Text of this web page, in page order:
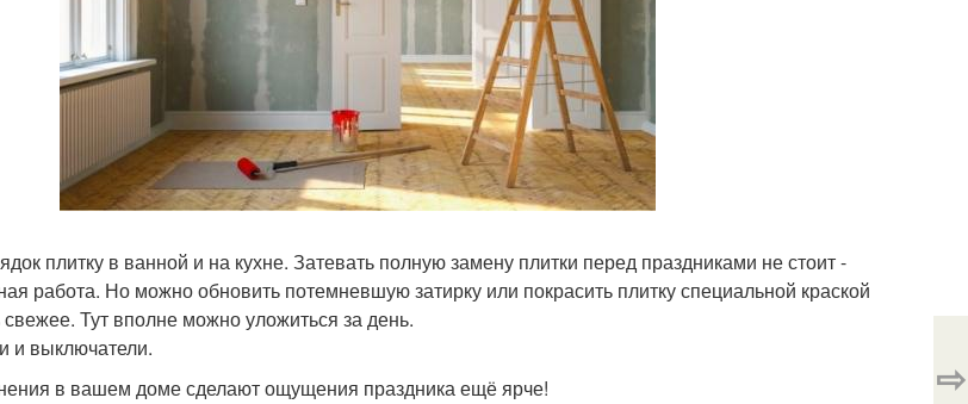
плитку в ванной и на кухне. Затевать полную замену плитки перед праздниками не стоит -
работа. Но можно обновить потемневшую затирку или покрасить плитку специальной краской
свежее. Тут вполне можно уложиться за день.
и выключатели.
в вашем доме сделают ощущения праздника ещё ярче!
⇨